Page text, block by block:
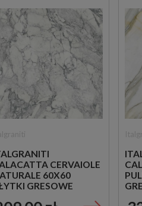
CERVAIOLE
60X60
GRESOWE